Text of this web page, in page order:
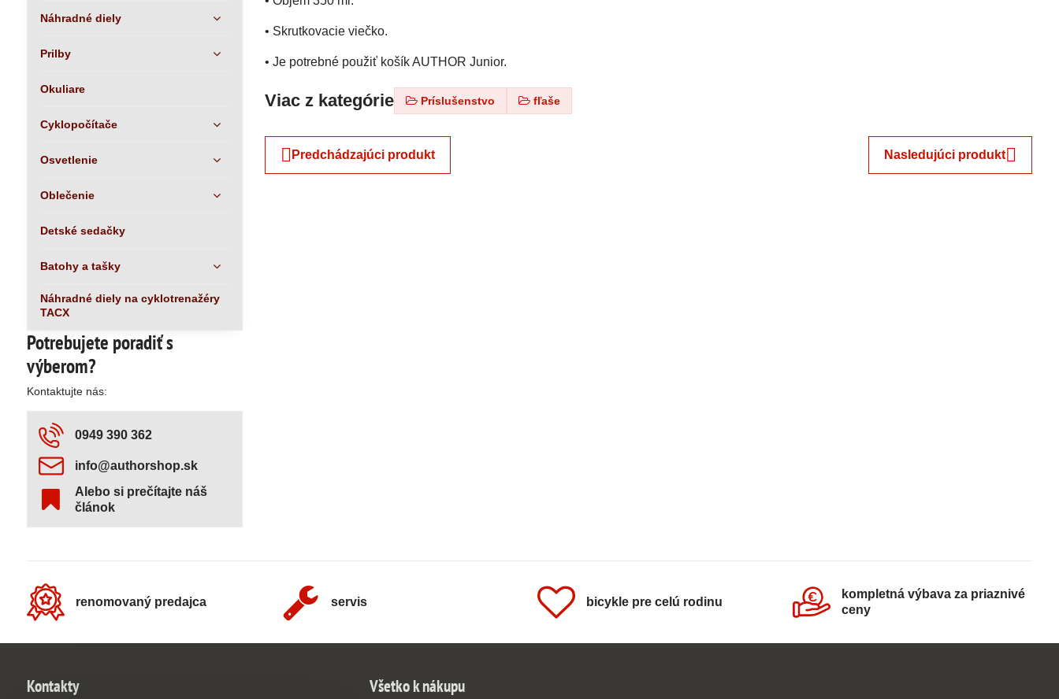
• Skrutkovacie viečko.
• Je potrebné použiť košík AUTHOR Junior.
Viac z kategórie Príslušenstvo fľaše
Predchádzajúci produkt Nasledujúci produkt
Náhradné diely
Prilby
Okuliare
Cyklopočítače
Osvetlenie
Oblečenie
Detské sedačky
Batohy a tašky
Náhradné diely na cyklotrenažéry
TACX
Potrebujete poradiť s
výberom?
Kontaktujte nás:
0949 390 362
info​@authorshop​.sk
Alebo si prečítajte náš
článok
renomovaný predajca servis bicykle pre celú rodinu
kompletná výbava za priaznivé
ceny
Kontakty Všetko k nákupu